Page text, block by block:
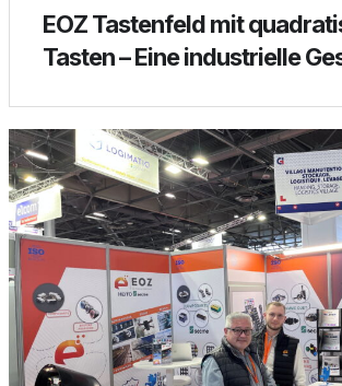
EOZ Tastenfeld mit
Tasten – Eine industrielle